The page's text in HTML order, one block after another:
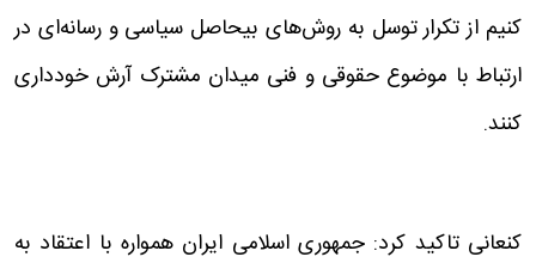
کنیم از تکرار توسل به روش‌های بیحاصل سیاسی و رسانه‌ای در
ارتباط با موضوع حقوقی و فنی میدان مشترک آرش خودداری
کنند.
کنعانی تاکید کرد: جمهوری اسلامی ایران همواره با اعتقاد به